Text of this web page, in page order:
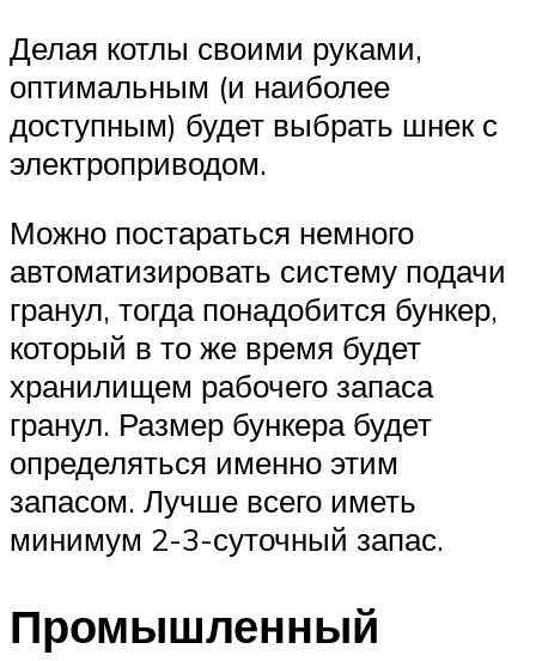
Делая котлы своими руками,
оптимальным (и наиболее
доступным) будет выбрать шнек с
электроприводом.
Можно постараться немного
автоматизировать систему подачи
гранул, тогда понадобится бункер,
который в то же время будет
хранилищем рабочего запаса
гранул. Размер бункера будет
определяться именно этим
запасом. Лучше всего иметь
минимум 2-3-суточный запас.
Промышленный